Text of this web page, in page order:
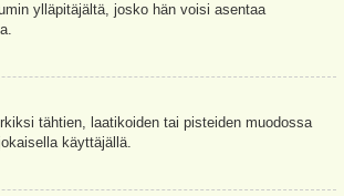
ylläpitäjältä, josko hän voisi asentaa
tähtien, laatikoiden tai pisteiden muodossa
käyttäjällä.